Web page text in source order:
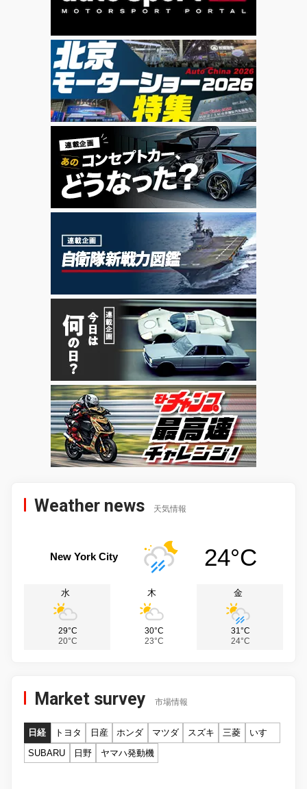
Weather news 天気情報
New York City 24°C
水
29°C
20°C
木
30°C
23°C
金
31°C
24°C
Market survey 市場情報
日経 トヨタ 日産 ホンダ マツダ スズキ 三菱
いすゞ
SUBARU
日野 ヤマハ発動機